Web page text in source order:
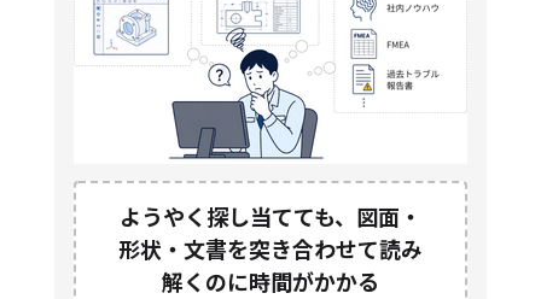
ようやく探し当てても、図面・
形状・文書を突き合わせて読み
解くのに時間がかかる